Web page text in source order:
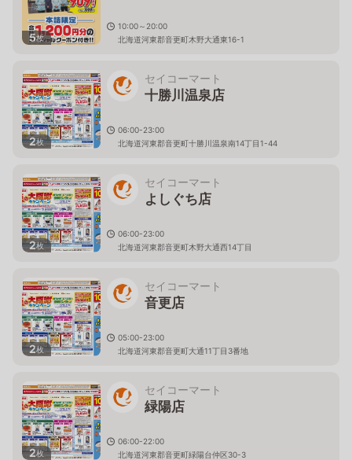
5枚
10:00～20:00
北海道河東郡音更町木野大通東16-1
2枚
セイコーマート
十勝川温泉店
06:00-23:00
北海道河東郡音更町十勝川温泉南14丁目1-44
2枚
セイコーマート
よしぐち店
06:00-23:00
北海道河東郡音更町木野大通西14丁目
2枚
セイコーマート
音更店
05:00-23:00
北海道河東郡音更町大通11丁目3番地
2枚
セイコーマート
緑陽店
06:00-22:00
北海道河東郡音更町緑陽台仲区30-3